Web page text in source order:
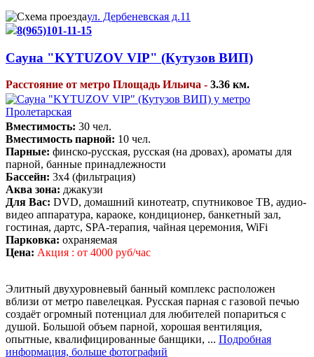
ул. Дербеневская д.11
8(965)101-11-15
Сауна "KYTUZOV VIP" (Кутузов ВИП)
Расстояние от метро Площадь Ильича - 3.36 км.
Вместимость: 30 чел.
Вместимость парной: 10 чел.
Парные: финско-русская, русская (на дровах), ароматы для
парной, банные принадлежности
Бассейн: 3х4 (фильтрация)
Аква зона: джакузи
Для Вас: DVD, домашний кинотеатр, спутниковое ТВ, аудио-
видео аппаратура, караоке, кондиционер, банкетный зал,
гостиная, дартс, SPA-терапия, чайная церемония, WiFi
Парковка: охраняемая
Цена: Акция : от 4000 руб/час
Элитный двухуровневый банный комплекс расположен
вблизи от метро павелецкая. Русская парная с газовой печью
создаёт огромный потенциал для любителей попариться с
душой. Большой объем парной, хорошая вентиляция,
опытные, квалифицированные банщики, ... Подробная
информация, больше фотографий